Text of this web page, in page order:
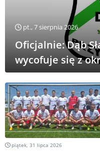
pt., 7 sierpnia 2026
Oficjalnie: Dąb
wycofuje się z
piątek, 31 lipca 2026